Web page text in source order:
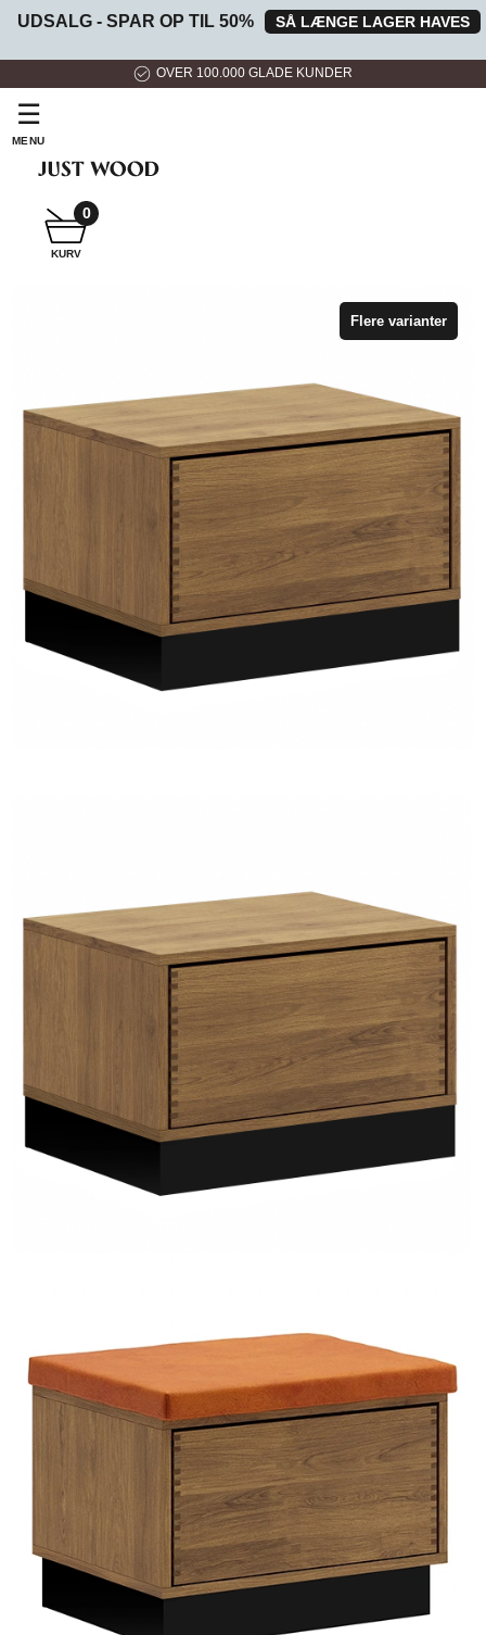
UDSALG - SPAR OP TIL 50% SÅ LÆNGE LAGER HAVES
HURTIG LEVERING
☰
MENU
SNEDKER
BADMØBEL
HVIDEVARER
FIND
INSPIRATION
KURV
0
Flere varianter